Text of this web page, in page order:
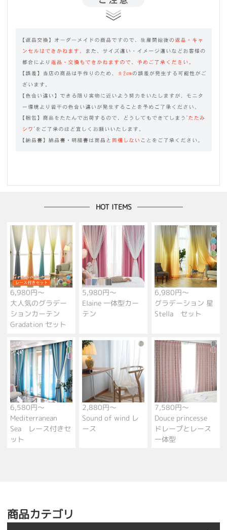
HOT ITEMS
6,980円～
大人気のグラデー
ションカーテン
Gradation セット
5,980円～
Elaine 一体型カー
テン
6,980円～
グラデーション 星
Stella セット
6,580円～
Mediterranean
Sea レース付きセ
ット
2,880円～
Sound of wind レ
ース
7,580円～
Douce princesse
ドレープとレース
一体型
商品カテゴリ